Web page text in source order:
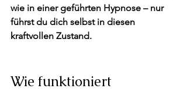
wie in einer geführten Hypnose – nur
führst du dich selbst in diesen
kraftvollen Zustand.
Wie funktioniert